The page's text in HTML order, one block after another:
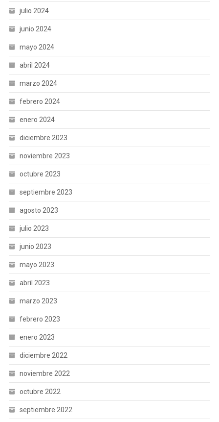
julio 2024
junio 2024
mayo 2024
abril 2024
marzo 2024
febrero 2024
enero 2024
diciembre 2023
noviembre 2023
octubre 2023
septiembre 2023
agosto 2023
julio 2023
junio 2023
mayo 2023
abril 2023
marzo 2023
febrero 2023
enero 2023
diciembre 2022
noviembre 2022
octubre 2022
septiembre 2022